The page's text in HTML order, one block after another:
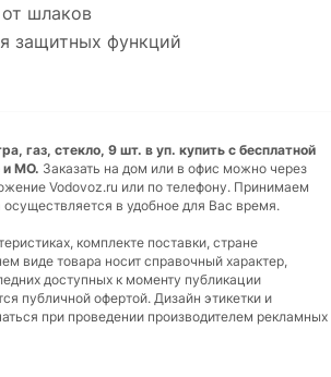
шлаков
защитных функций
газ, стекло, 9 шт. в уп. купить с бесплатной
и МО. Заказать на дом или в офис можно через
Vodovoz.ru или по телефону. Принимаем
в удобное для Вас время.
комплекте поставки, стране
виде товара носит справочный характер,
доступных к моменту публикации
публичной офертой. Дизайн этикетки и
при проведении производителем рекламных